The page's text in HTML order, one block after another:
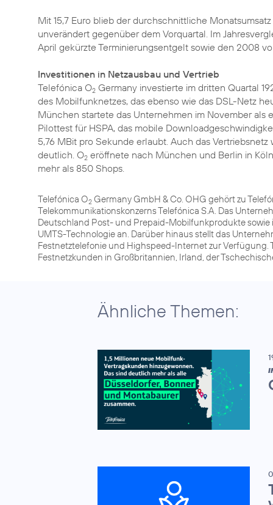
Mit 15,7 Euro blieb der durchschnittliche
unverändert gegenüber dem Vorquartal. Im
April gekürzte Terminierungsentgelt sowie den 2008
Investitionen in Netzausbau und Vertrieb
Telefónica O2 Germany investierte im dritten Quartal
des Mobilfunknetzes, das ebenso wie das DSL-Netz
München startete das Unternehmen im November als
Pilottest für HSPA, das mobile
5,76 MBit pro Sekunde erlaubt. Auch das
deutlich. O2 eröffnete nach München und Berlin in Köln
mehr als 850 Shops.
Telefónica O2 Germany GmbH & Co. OHG gehört zu
Telekommunikationskonzerns Telefónica S.A. Das
Deutschland Post- und Prepaid-Mobilfunkprodukte
UMTS-Technologie an. Darüber hinaus stellt das
Festnetztelefonie und Highspeed-Internet zur
Festnetzkunden in Großbritannien, Irland, der
Ähnliche Themen: